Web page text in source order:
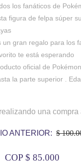
los fanáticos de
figura de felpa súper
un gran regalo para los
te está esperando
oficial de
la parte superior .
una
ANTERIOR: $
COP $ 85.000